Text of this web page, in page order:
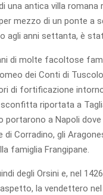
antica villa
mezzo di un ponte a
agli anni settanta, è
di molte facoltose
dei Conti di
di fortificazione
riportata a
portarono a Napoli
di Corradino, gli
famiglia Frangipane.
degli Orsini e, nel
la vendettero